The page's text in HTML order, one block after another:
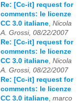
Re: [Cc-it] request for
comments: le licenze
CC 3.0 italiane, Nicola
A. Grossi, 08/22/2007
Re: [Cc-it] request for
comments: le licenze
CC 3.0 italiane, Nicola
A. Grossi, 08/22/2007
Re: [Cc-it] request for
comments: le licenze
CC 3.0 italiane, marco